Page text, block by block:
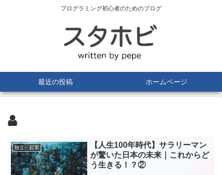
プログラミング初心者のためのブログ
最近の投稿 ホームページ
独立・起業
【人生100年時代】サラリーマン
が驚いた日本の未来｜これからど
う生きる！？②